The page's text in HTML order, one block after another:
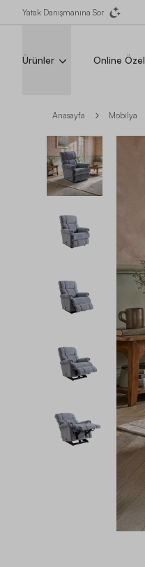
Yatak Danışmanına Sor
Ürünler Online Özel
Anasayfa Mobilya